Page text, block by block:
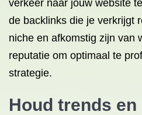
verkeer naar jouw website
de backlinks die je verkrijgt
niche en afkomstig zijn van
reputatie om optimaal te
strategie.
Houd trends en